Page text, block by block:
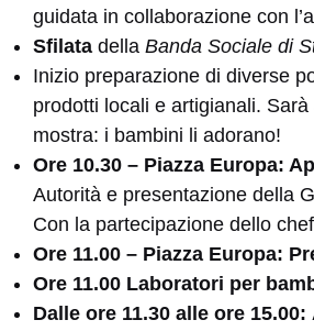
guidata in collaborazione con
Sfilata della Banda Sociale di
Inizio preparazione di diverse
prodotti locali e artigianali.
mostra: i bambini li adorano!
Ore 10.30 – Piazza Europa:
Autorità e presentazione della
Con la partecipazione dello
Ore 11.00 – Piazza Europa:
Ore 11.00 Laboratori per
Dalle ore 11.30 alle ore